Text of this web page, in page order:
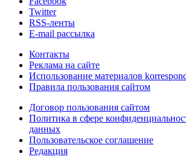
Twitter
RSS-ленты
E-mail рассылка
Контакты
Реклама на сайте
Использование материалов
Правила пользования сайтом
Договор пользования сайтом
Политика в сфере
данных
Пользовательское соглашение
Редакция